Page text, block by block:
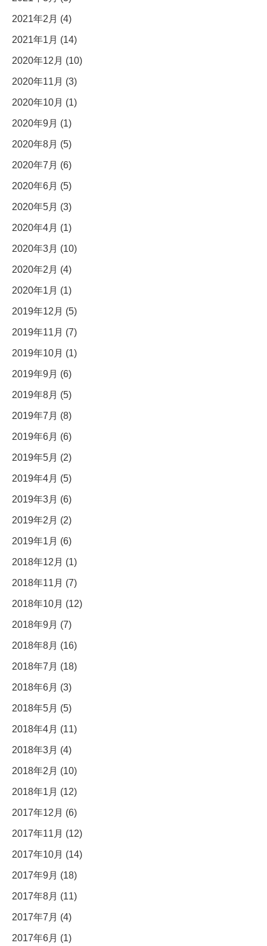
2021年2月 (4)
2021年1月 (14)
2020年12月 (10)
2020年11月 (3)
2020年10月 (1)
2020年9月 (1)
2020年8月 (5)
2020年7月 (6)
2020年6月 (5)
2020年5月 (3)
2020年4月 (1)
2020年3月 (10)
2020年2月 (4)
2020年1月 (1)
2019年12月 (5)
2019年11月 (7)
2019年10月 (1)
2019年9月 (6)
2019年8月 (5)
2019年7月 (8)
2019年6月 (6)
2019年5月 (2)
2019年4月 (5)
2019年3月 (6)
2019年2月 (2)
2019年1月 (6)
2018年12月 (1)
2018年11月 (7)
2018年10月 (12)
2018年9月 (7)
2018年8月 (16)
2018年7月 (18)
2018年6月 (3)
2018年5月 (5)
2018年4月 (11)
2018年3月 (4)
2018年2月 (10)
2018年1月 (12)
2017年12月 (6)
2017年11月 (12)
2017年10月 (14)
2017年9月 (18)
2017年8月 (11)
2017年7月 (4)
2017年6月 (1)